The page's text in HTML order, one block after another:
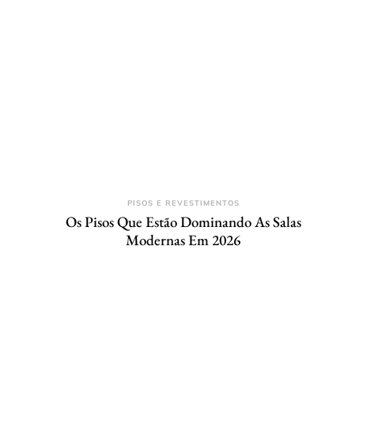
PISOS E REVESTIMENTOS
Os Pisos Que Estão Dominando As Salas
Modernas Em 2026